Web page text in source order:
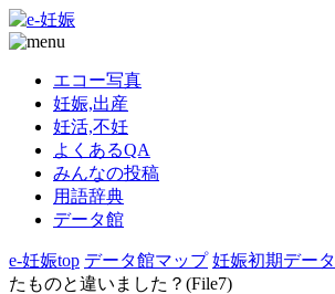
エコー写真
妊娠,出産
妊活,不妊
よくあるQA
みんなの投稿
用語辞典
データ館
e-妊娠top データ館マップ 妊娠初期データ
たものと違いました？(File7)